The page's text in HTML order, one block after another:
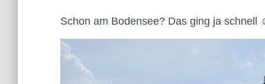
Schon am Bodensee? Das ging ja schnell